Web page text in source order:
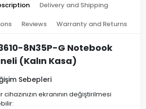
Delivery and Shipping
Reviews Warranty and Returns
8N35P-G Notebook
(Kalın Kasa)
Sebepleri
ekranının değiştirilmesi